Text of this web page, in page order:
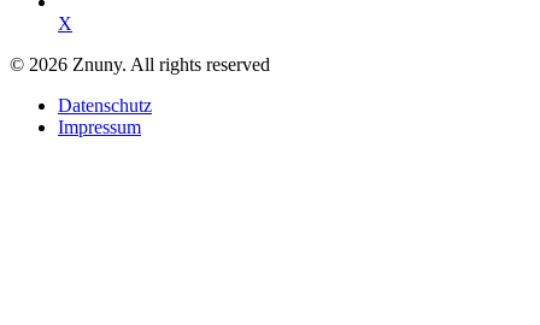
X
© 2026 Znuny. All rights reserved
Datenschutz
Impressum